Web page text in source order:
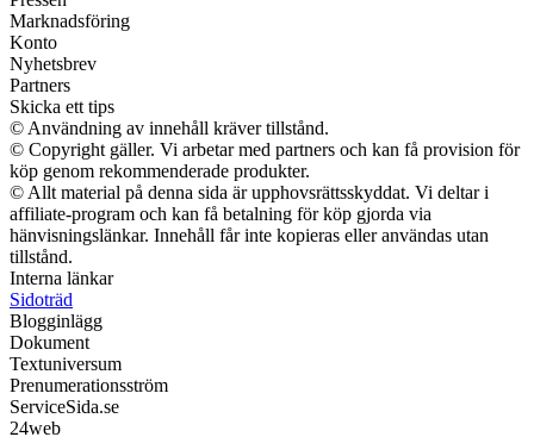
Marknadsföring
Konto
Nyhetsbrev
Partners
Skicka ett tips
© Användning av innehåll kräver tillstånd.
© Copyright gäller. Vi arbetar med partners och kan få provision för
köp genom rekommenderade produkter.
© Allt material på denna sida är upphovsrättsskyddat. Vi deltar i
affiliate-program och kan få betalning för köp gjorda via
hänvisningslänkar. Innehåll får inte kopieras eller användas utan
tillstånd.
Interna länkar
Sidoträd
Blogginlägg
Dokument
Textuniversum
Prenumerationsström
ServiceSida.se
24web